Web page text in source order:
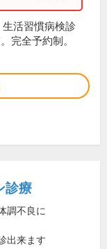
生活習慣病検診
完全予約制。
診療
調不良に
出来ます